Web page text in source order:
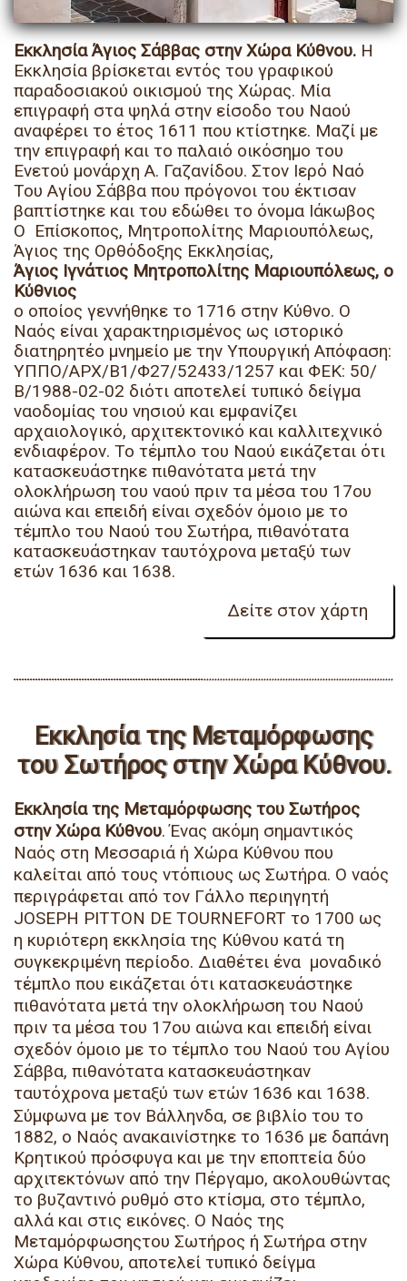
Εκκλησία Άγιος Σάββας στην Χώρα Κύθνου. Η
Εκκλησία βρίσκεται εντός του γραφικού
παραδοσιακού οικισμού της Χώρας. Μία
επιγραφή στα ψηλά στην είσοδο του Ναού
αναφέρει το έτος 1611 που κτίστηκε. Μαζί με
την επιγραφή και το παλαιό οικόσημο του
Ενετού μονάρχη Α. Γαζανίδου. Στον Ιερό Ναό
Του Αγίου Σάββα που πρόγονοι του έκτισαν
βαπτίστηκε και του εδώθει το όνομα Ιάκωβος
Ο Επίσκοπος, Μητροπολίτης Μαριουπόλεως,
Άγιος της Ορθόδοξης Εκκλησίας,
Άγιος Ιγνάτιος Μητροπολίτης Μαριουπόλεως, ο
Κύθνιος
ο οποίος γεννήθηκε το 1716 στην Κύθνο. Ο
Ναός είναι χαρακτηρισμένος ως ιστορικό
διατηρητέο μνημείο με την Υπουργική Απόφαση:
ΥΠΠΟ/ΑΡΧ/Β1/Φ27/52433/1257 και ΦΕΚ: 50/
Β/1988-02-02 διότι αποτελεί τυπικό δείγμα
ναοδομίας του νησιού και εμφανίζει
αρχαιολογικό, αρχιτεκτονικό και καλλιτεχνικό
ενδιαφέρον. Το τέμπλο του Ναού εικάζεται ότι
κατασκευάστηκε πιθανότατα μετά την
ολοκλήρωση του ναού πριν τα μέσα του 17ου
αιώνα και επειδή είναι σχεδόν όμοιο με το
τέμπλο του Ναού του Σωτήρα, πιθανότατα
κατασκευάστηκαν ταυτόχρονα μεταξύ των
ετών 1636 και 1638.
Εκκλησία της Μεταμόρφωσης
του Σωτήρος στην Χώρα Κύθνου.
Εκκλησία της Μεταμόρφωσης του Σωτήρος
στην Χώρα Κύθνου. Ένας ακόμη σημαντικός
Ναός στη Μεσσαριά ή Χώρα Κύθνου που
καλείται από τους ντόπιους ως Σωτήρα. Ο ναός
περιγράφεται από τον Γάλλο περιηγητή
JOSEPH PITTON DE TOURNEFORT το 1700 ως
η κυριότερη εκκλησία της Κύθνου κατά τη
συγκεκριμένη περίοδο. Διαθέτει ένα μοναδικό
τέμπλο που εικάζεται ότι κατασκευάστηκε
πιθανότατα μετά την ολοκλήρωση του Ναού
πριν τα μέσα του 17ου αιώνα και επειδή είναι
σχεδόν όμοιο με το τέμπλο του Ναού του Αγίου
Σάββα, πιθανότατα κατασκευάστηκαν
ταυτόχρονα μεταξύ των ετών 1636 και 1638.
Σύμφωνα με τον Βάλληνδα, σε βιβλίο του το
1882, ο Ναός ανακαινίστηκε το 1636 με δαπάνη
Κρητικού πρόσφυγα και με την εποπτεία δύο
αρχιτεκτόνων από την Πέργαμο, ακολουθώντας
το βυζαντινό ρυθμό στο κτίσμα, στο τέμπλο,
αλλά και στις εικόνες. Ο Ναός της
Μεταμόρφωσηςτου Σωτήρος ή Σωτήρα στην
Χώρα Κύθνου, αποτελεί τυπικό δείγμα